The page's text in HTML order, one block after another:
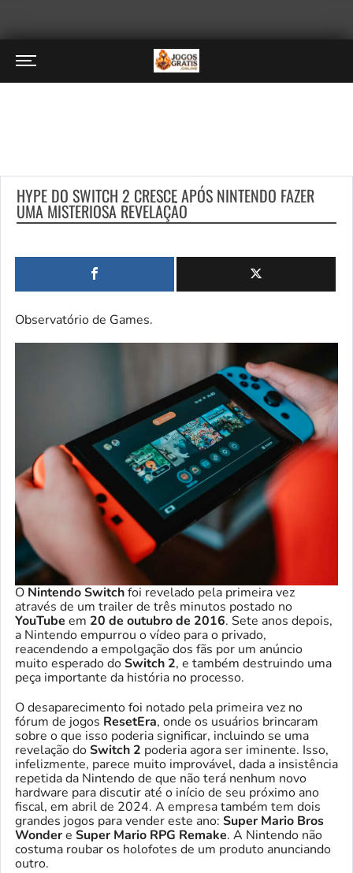
HYPE DO SWITCH 2 CRESCE APÓS NINTENDO FAZER
UMA MISTERIOSA REVELAÇÃO
Observatório de Games.
O Nintendo Switchfoi revelado pela primeira vez
através de um trailer de três minutos postado no
YouTube em 20 de outubro de 2016. Sete anos depois,
a Nintendo empurrou o vídeo para o privado,
reacendendo a empolgação dos fãs por um anúncio
muito esperado doSwitch 2, e também destruindo uma
peça importante da história no processo.
O desaparecimento foi notado pela primeira vez no
fórum de jogos ResetEra, onde os usuários brincaram
sobre o que isso poderia significar, incluindo se uma
revelação doSwitch 2 poderia agora ser iminente. Isso,
infelizmente, parece muito improvável, dada a insistência
repetida da Nintendo de que não terá nenhum novo
hardware para discutir até o início de seu próximo ano
fiscal, em abril de 2024. A empresa também tem dois
grandes jogos para vender este ano: Super Mario Bros
Wondere Super Mario RPG Remake. A Nintendo não
costuma roubar os holofotes de um produto anunciando
outro.